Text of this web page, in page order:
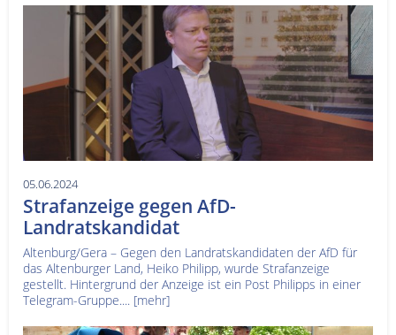
05.06.2024
Strafanzeige gegen AfD-
Landratskandidat
Altenburg/Gera – Gegen den Landratskandidaten der AfD für
das Altenburger Land, Heiko Philipp, wurde Strafanzeige
gestellt. Hintergrund der Anzeige ist ein Post Philipps in einer
Telegram-Gruppe.... [mehr]